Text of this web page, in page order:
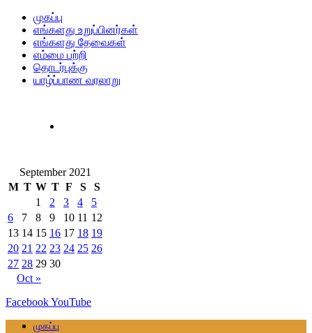
முகப்பு
எங்களது உறுப்பினர்கள்
எங்களது தேவைகள்
எம்மை பற்றி
தொடர்புக்கு
யாழ்ப்பாண வரலாறு
September 2021
M T W T F S
S
1
2 3 4
5
6
7 8 9 10 11 12
13 14 15 16 17 18 19
20 21 22 23 24 25 26
27 28 29 30
Oct »
FacebookYouTube
முகப்பு